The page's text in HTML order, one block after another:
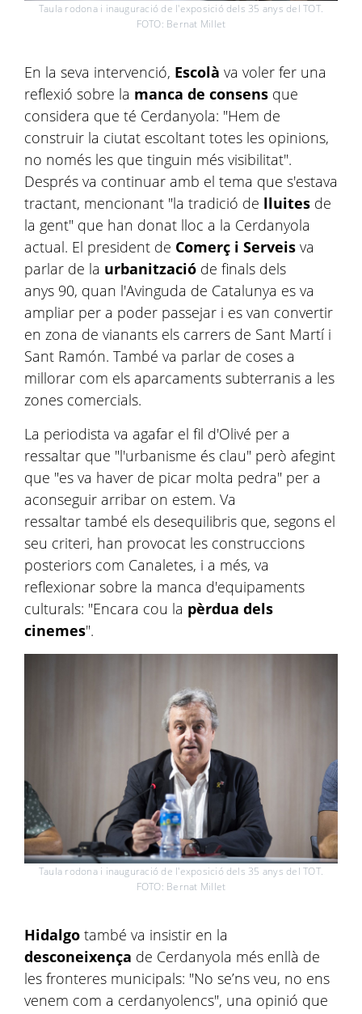
Taula rodona i inauguració de l'exposició dels 35 anys del TOT.
FOTO: Bernat Millet
En la seva intervenció, Escolà va voler fer una
reflexió sobre la manca de consens que
considera que té Cerdanyola: "Hem de
construir la ciutat escoltant totes les opinions,
no només les que tinguin més visibilitat".
Després va continuar amb el tema que s'estava
tractant, mencionant "la tradició de lluites de
la gent" que han donat lloc a la Cerdanyola
actual. El president de Comerç i Serveis va
parlar de la urbanització de finals dels
anys 90, quan l'Avinguda de Catalunya es va
ampliar per a poder passejar i es van convertir
en zona de vianants els carrers de Sant Martí i
Sant Ramón. També va parlar de coses a
millorar com els aparcaments subterranis a les
zones comercials.
La periodista va agafar el fil d'Olivé per a
ressaltar que "l'urbanisme és clau" però afegint
que "es va haver de picar molta pedra" per a
aconseguir arribar on estem. Va
ressaltar també els desequilibris que, segons el
seu criteri, han provocat les construccions
posteriors com Canaletes, i a més, va
reflexionar sobre la manca d'equipaments
culturals: "Encara cou la pèrdua dels
cinemes".
Taula rodona i inauguració de l'exposició dels 35 anys del TOT.
FOTO: Bernat Millet
Hidalgo també va insistir en la
desconeixença de Cerdanyola més enllà de
les fronteres municipals: "No se’ns veu, no ens
venem com a cerdanyolencs", una opinió que